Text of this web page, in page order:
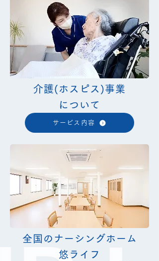
介護(​ホスピス)事業
について
サービス内容
全国のナーシングホーム
悠ライフ